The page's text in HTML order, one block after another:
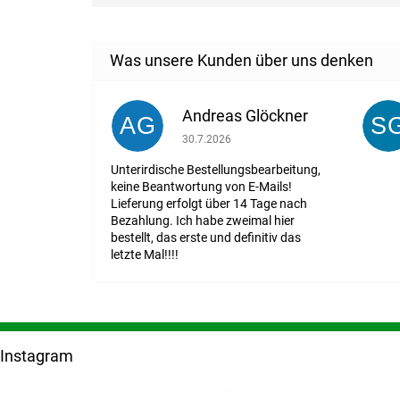
AG Andreas Glöckner
Die Shop-Bewertung beträgt 1 von 5
30.7.2026
Unterirdische Bestellungsbearbeitung,
keine Beantwortung von E-Mails!
Lieferung erfolgt über 14 Tage nach
Bezahlung. Ich habe zweimal hier
bestellt, das erste und definitiv das
letzte Mal!!!!
F
u
Instagram